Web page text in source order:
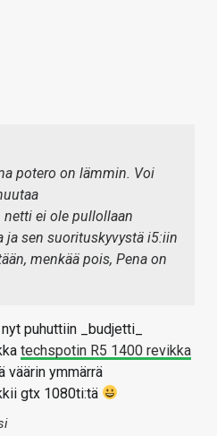
potero on lämmin. Voi
netti ei ole pullollaan
ja sen suorituskyvystä i5:iin
menkää pois, Pena on
puhuttiin _budjetti_
techspotin R5 1400 revikka
väärin ymmärrä
gtx 1080ti:tä